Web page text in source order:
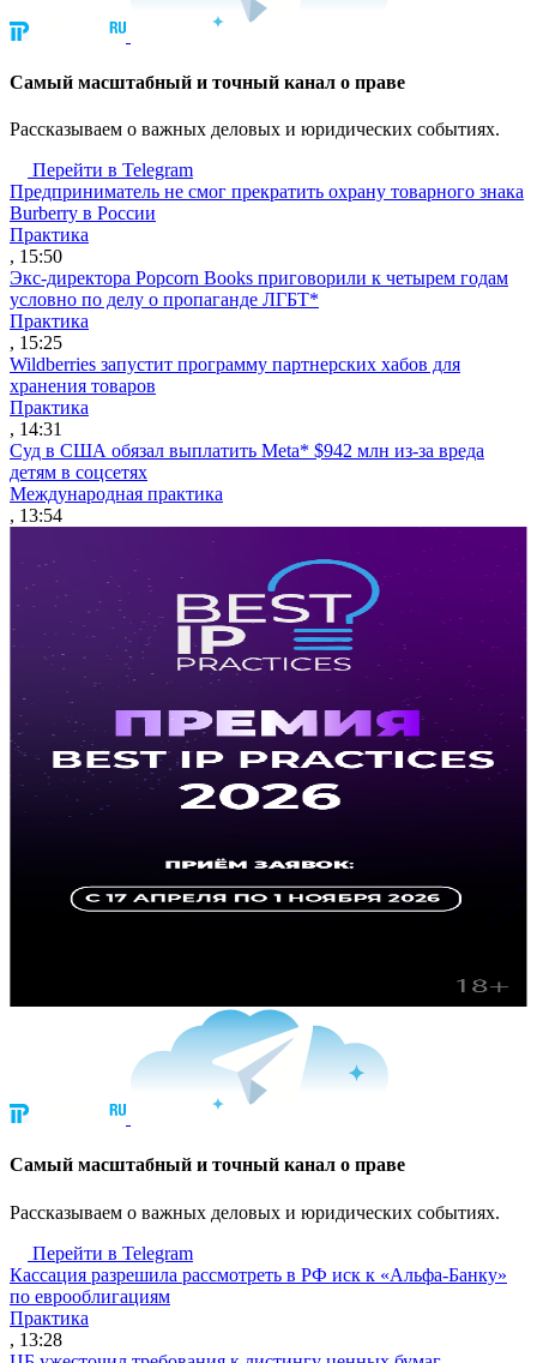
Cамый масштабный и точный канал о праве
Рассказываем о важных деловых и юридических событиях.
Перейти в Telegram
Предприниматель не смог прекратить охрану товарного знака
Burberry в России
Практика
, 15:50
Экс-директора Popcorn Books приговорили к четырем годам
условно по делу о пропаганде ЛГБТ*
Практика
, 15:25
Wildberries запустит программу партнерских хабов для
хранения товаров
Практика
, 14:31
Суд в США обязал выплатить Meta* $942 млн из-за вреда
детям в соцсетях
Международная практика
, 13:54
Cамый масштабный и точный канал о праве
Рассказываем о важных деловых и юридических событиях.
Перейти в Telegram
Кассация разрешила рассмотреть в РФ иск к «Альфа-Банку»
по еврооблигациям
Практика
, 13:28